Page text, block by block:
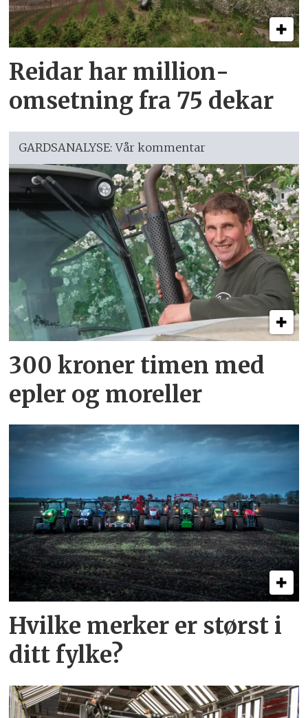
Reidar har million­
omsetning fra 75 dekar
GARDSANALYSE: Vår kommentar
300 kroner timen med
epler og moreller
Hvilke merker er størst i
ditt fylke?